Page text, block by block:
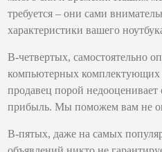
требуется – они сами
характеристики вашего
В-четвертых, самостоятельно
компьютерных комплектующих
продавец порой недооценивает
прибыль. Мы поможем вам не
В-пятых, даже на самых